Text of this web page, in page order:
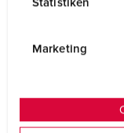
s
Statistiken
Marketing